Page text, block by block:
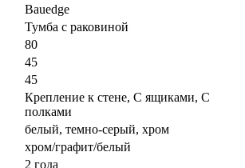
Bauedge
Тумба с раковиной
80
45
45
Крепление к стене, С ящиками, С
полками
белый, темно-серый, хром
хром/графит/белый
2 года